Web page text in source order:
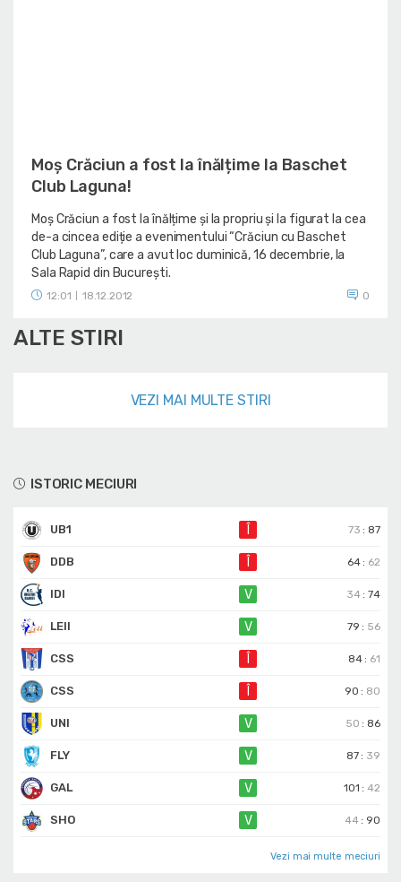
ISTORIC MECIURI
UB1 73 : 87
DDB 64 : 62
IDI V 34 :74
LEII V 79 : 56
CSS 84 : 61
CSS 90 : 80
UNI V 50 : 86
FLY V 87 : 39
GAL V 101 :42
SHO V 44 : 90
Vezi mai multe meciuri
Moș Crăciun a fost la înălțime la Baschet
Club Laguna!
Moș Crăciun a fost la înălțime și la propriu și la figurat la cea
de-a cincea ediție a evenimentului “Crăciun cu Baschet
Club Laguna”, care a avut loc duminică, 16 decembrie, la
Sala Rapid din București.
12:01 18.12.2012 0
ALTE STIRI
VEZI MAI MULTE STIRI